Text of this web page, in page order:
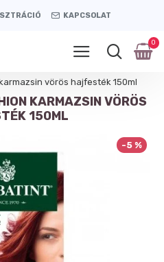
KAPCSOLAT
0
vörös hajfesték 150ml
KARMAZSIN VÖRÖS
150ML
-5 %